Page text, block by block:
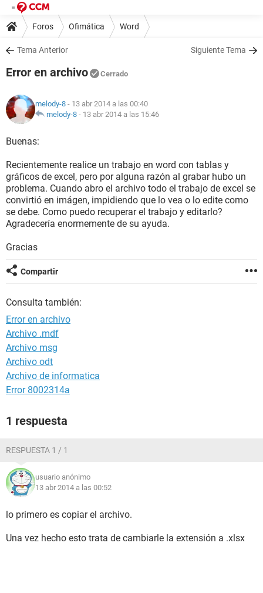
Foros Ofimática Word
Tema Anterior Siguiente Tema
Error en archivo Cerrado
melody-8 - 13 abr 2014 a las 00:40
melody-8 - 13 abr 2014 a las 15:46
Buenas:
Recientemente realice un trabajo en word con tablas y
gráficos de excel, pero por alguna razón al grabar hubo un
problema. Cuando abro el archivo todo el trabajo de excel se
convirtió en imágen, impidiendo que lo vea o lo edite como
se debe. Como puedo recuperar el trabajo y editarlo?
Agradecería enormemente de su ayuda.
Gracias
Compartir
Consulta también:
Error en archivo
Archivo .mdf
Archivo msg
Archivo odt
Archivo de informatica
Error 8002314a
1 respuesta
RESPUESTA 1 / 1
usuario anónimo
13 abr 2014 a las 00:52
lo primero es copiar el archivo.
Una vez hecho esto trata de cambiarle la extensión a .xlsx